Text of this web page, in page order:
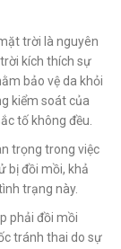
trời là nguyên
kích thích sự
bảo vệ da khỏi
kiểm soát của
tố không đều.
trọng trong việc
bị đồi mồi, khả
trạng này.
phải đồi mồi
tránh thai do sự